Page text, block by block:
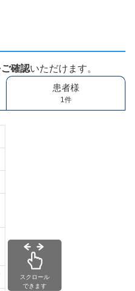
確認いただけます。
患者様
1件
スクロール
できます